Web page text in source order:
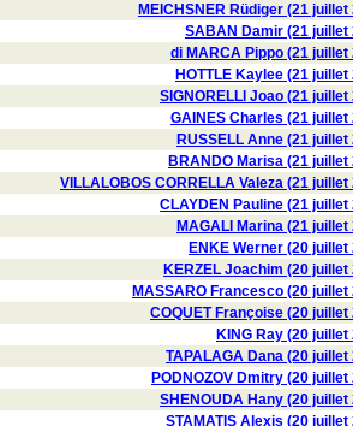
MEICHSNER Rüdiger (21 juillet
SABAN Damir (21 juillet
di MARCA Pippo (21 juillet
HOTTLE Kaylee (21 juillet
SIGNORELLI Joao (21 juillet
GAINES Charles (21 juillet
RUSSELL Anne (21 juillet
BRANDO Marisa (21 juillet
VILLALOBOS CORRELLA Valeza (21 juillet
CLAYDEN Pauline (21 juillet
MAGALI Marina (21 juillet
ENKE Werner (20 juillet
KERZEL Joachim (20 juillet
MASSARO Francesco (20 juillet
COQUET Françoise (20 juillet
KING Ray (20 juillet
TAPALAGA Dana (20 juillet
PODNOZOV Dmitry (20 juillet
SHENOUDA Hany (20 juillet
STAMATIS Alexis (20 juillet